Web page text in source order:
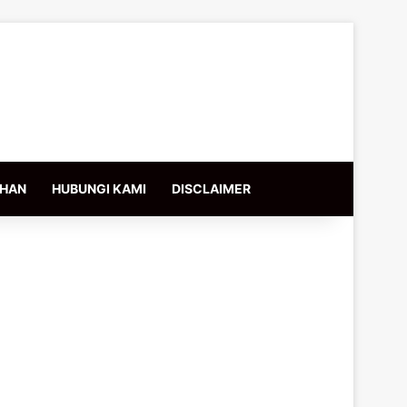
HUBUNGI KAMI DISCLAIMER